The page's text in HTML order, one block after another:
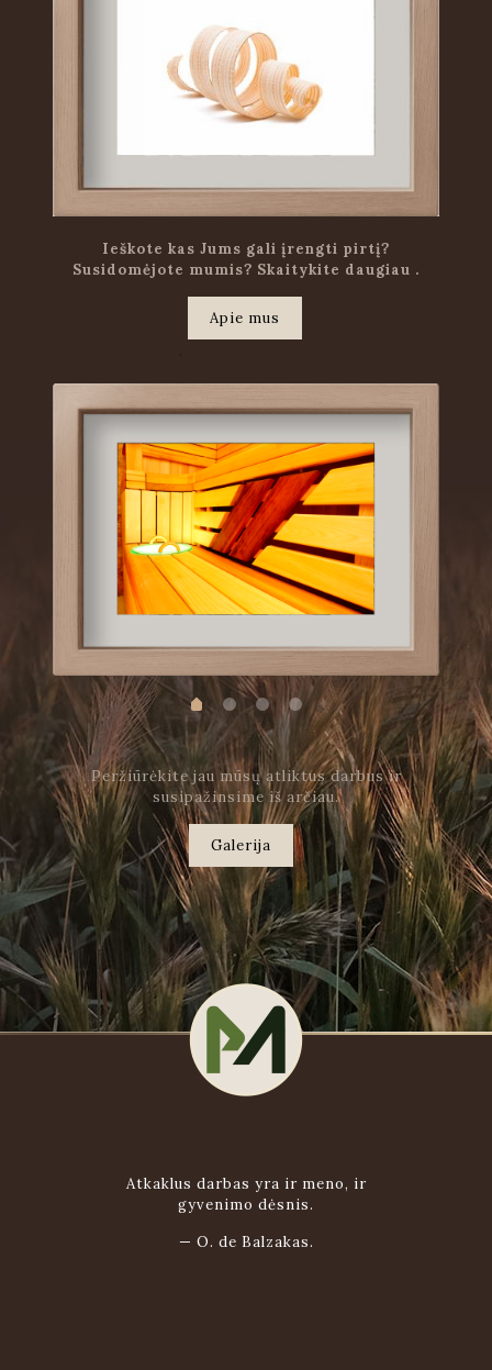
Ieškote kas Jums gali įrengti pirtį?
Susidomėjote mumis? Skaitykite daugiau .
.
Apie mus
Peržiūrėkite jau mūsų atliktus darbus ir
susipažinsime iš arčiau.
Galerija
Atkaklus darbas yra ir meno, ir
gyvenimo dėsnis.
— O. de Balzakas.